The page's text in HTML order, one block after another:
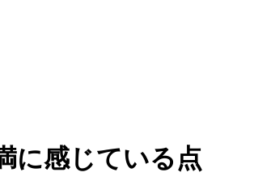
に感じている点